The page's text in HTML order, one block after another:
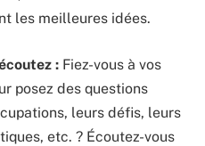
les meilleures idées.
: Fiez-vous à vos
posez des questions
leurs défis, leurs
etc. ? Écoutez-vous